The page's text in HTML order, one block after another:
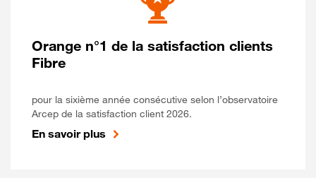
Orange n°1 de la satisfaction clients
Fibre
pour la sixième année consécutive selon l’observatoire
Arcep de la satisfaction client 2026.
En savoir plus